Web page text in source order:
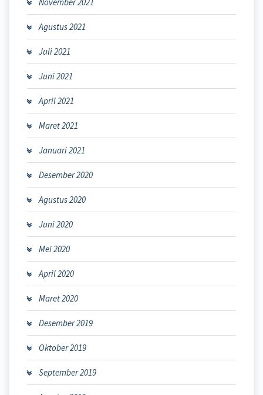
Agustus 2021
Juli 2021
Juni 2021
April 2021
Maret 2021
Januari 2021
Desember 2020
Agustus 2020
Juni 2020
Mei 2020
April 2020
Maret 2020
Desember 2019
Oktober 2019
September 2019